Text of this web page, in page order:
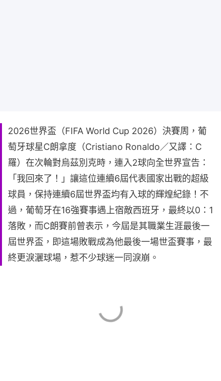
2026世界盃（FIFA World Cup 2026）決賽周，葡
萄牙球星C朗拿度（Cristiano Ronaldo／又譯：C
羅）在次輪對烏茲別克時，連入2球向全世界宣告：
「我回來了！」讓這位連續6屆代表國家出戰的超級
球員，保持連續6屆世界盃均有入球的輝煌紀錄！不
過，葡萄牙在16強賽事遇上宿敵西班牙，最終以0：1
落敗，而C朗賽前曾表示，今屆是其職業生涯最後一
屆世界盃，即這場敗戰成為他最後一場世盃賽事，最
終更淚灑球場，惹不少球迷一同淚崩。